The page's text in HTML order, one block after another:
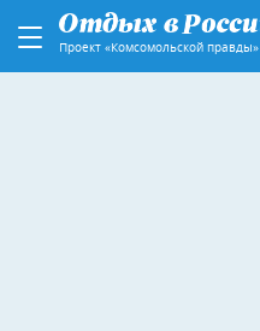
Проект «Комсомольской правды»